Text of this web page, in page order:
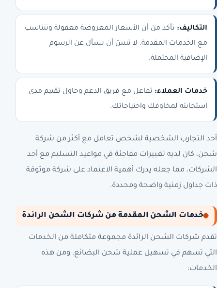
التكاليف: تأكد من أن الأسعار المعروضة معقولة وتتناسب
مع الخدمات المقدمة. لا تنسَ أن تسأل عن الرسوم
الإضافية المحتملة.
خدمات العملاء: تفاعل مع فريق الدعم وحاول تقييم مدى
استجابته لمخاوفك واحتياجاتك.
أحد التجارب الشخصية لشخص تعامل مع أكثر من شركة
شحن، كان لديه تغييرات مفاجئة في مواعيد التسليم مع أحد
الشركات، مما جعله يدرك أهمية الاعتماد على شركة موثوقة
ذات جداول زمنية واضحة ومحددة.
خدمات الشحن المقدمة من شركات الشحن الرائدة
تقدم شركات الشحن الرائدة مجموعة متكاملة من الخدمات
التي تسهم في تسهيل عملية شحن البضائع. ومن هذه
الخدمات: